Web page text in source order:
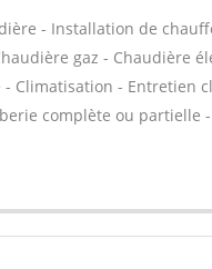
- Installation de
gaz - Chaudière
Climatisation - Entretien
complète ou partielle -